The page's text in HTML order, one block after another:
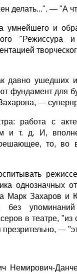
делать...". — "А
умнейшего и
"Режиссура
давно ушедших
фундамент для
—
работа с
и т. д. И,
то, во
однозначных
а Марк Захаров
без
в театре, "из
презрительно, —
Немирович-